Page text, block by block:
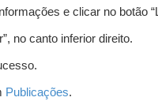
e clicar no botão
no canto inferior direito.
Publicações.